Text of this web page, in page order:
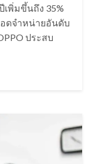
เพิ่มขึ้นถึง 35%
ดจำหน่ายอันดับ
ประสบ